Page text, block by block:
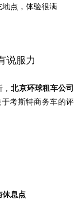
点，体验很满
说服力
，北京环球租车公司
考斯特商务车的评
息点